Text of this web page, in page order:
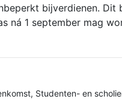
bijverdienen. Dit
ná 1 september mag
, Studenten- en